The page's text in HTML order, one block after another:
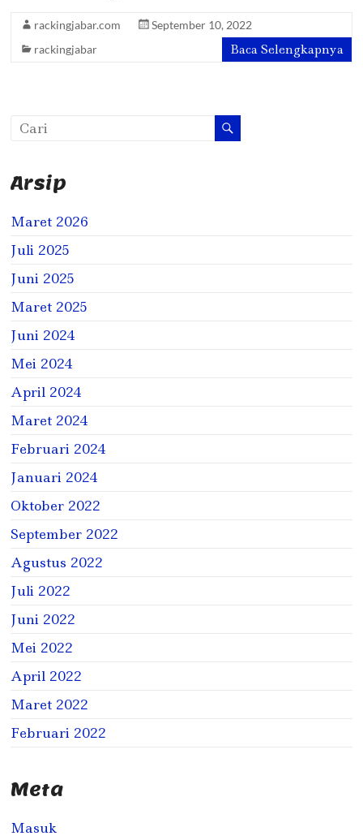
rackingjabar.com
September 10, 2022
rackingjabar
Baca Selengkapnya
Arsip
Maret 2026
Juli 2025
Juni 2025
Maret 2025
Juni 2024
Mei 2024
April 2024
Maret 2024
Februari 2024
Januari 2024
Oktober 2022
September 2022
Agustus 2022
Juli 2022
Juni 2022
Mei 2022
April 2022
Maret 2022
Februari 2022
Meta
Masuk